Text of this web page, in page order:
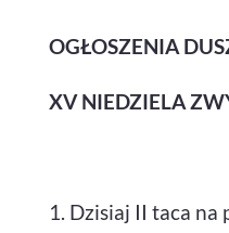
OGŁOSZENIA
XV NIEDZIELA
1. Dzisiaj II taca